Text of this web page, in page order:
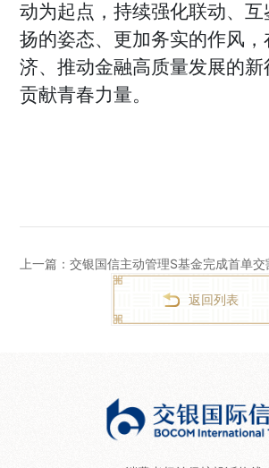
动为起点，持续强化联动、互
扬的姿态、更加务实的作风
济、推动金融高质量发展的
贡献青春力量。
上一篇：交银国信主动管理S基金完成首单交
返回列表